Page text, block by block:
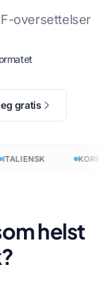
oversettelser
gratis
ITALIENSK
helst